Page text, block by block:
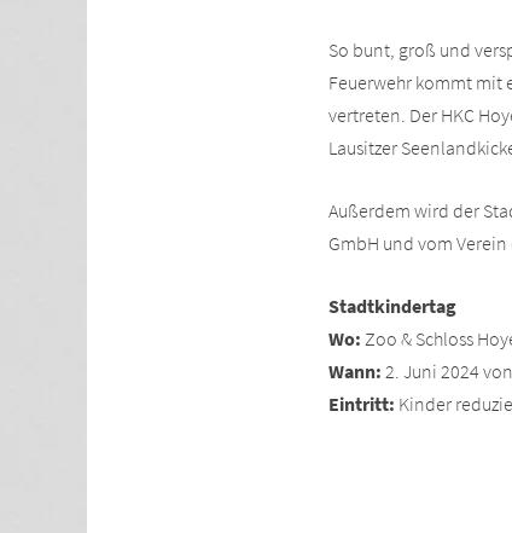
So bunt, groß und
Feuerwehr kommt mit
vertreten. Der HKC
Lausitzer
Außerdem wird der
GmbH und vom
Stadtkindertag
Wo: Zoo & Schloss
Wann: 2. Juni 2024
Eintritt: Kinder